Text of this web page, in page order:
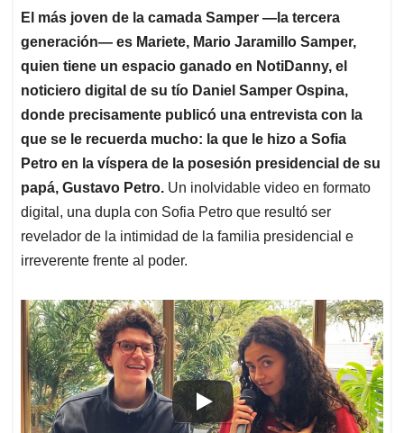
El más joven de la camada Samper —la tercera
generación— es Mariete, Mario Jaramillo Samper,
quien tiene un espacio ganado en NotiDanny, el
noticiero digital de su tío Daniel Samper Ospina,
donde precisamente publicó una entrevista con la
que se le recuerda mucho: la que le hizo a Sofia
Petro en la víspera de la posesión presidencial de su
papá, Gustavo Petro. Un inolvidable video en formato
digital, una dupla con Sofia Petro que resultó ser
revelador de la intimidad de la familia presidencial e
irreverente frente al poder.